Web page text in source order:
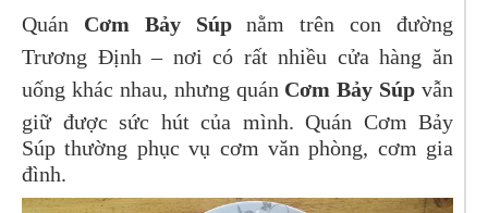
Quán Cơm Bảy Súpnằm trên con đường
Trương Định – nơi có rất nhiều cửa hàng ăn
uống khác nhau, nhưng quán Cơm Bảy Súp vẫn
giữ được sức hút của mình. Quán Cơm Bảy
Súp thường phục vụ cơm văn phòng, cơm gia
đình.